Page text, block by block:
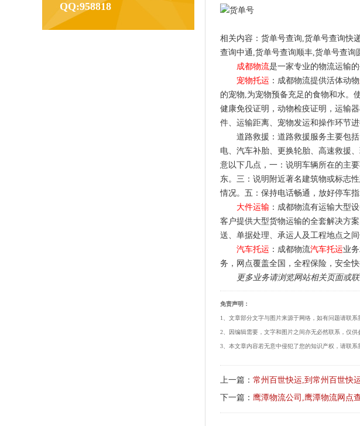
QQ:958818
相关内容：货单号查询,货单号查询快
查询中通,货单号查询顺丰,货单号查询
成都物流是一家专业的物流运输的
宠物托运 ：成都物流提供活体动物
的宠物,为宠物预备充足的食物和水。
健康免役证明，动物检疫证明，运输
件、运输距离、宠物发运和操作环节进
道路救援：道路救援服务主要包括
电、汽车补胎、更换轮胎、高速救援
意以下几点，一：说明车辆所在的主
东。三：说明附近著名建筑物或标志
情况。五：保持电话畅通，放好停车指
大件运输 ：成都物流有运输大型
客户提供大型货物运输的全套解决方
送、单据处理、承运人及工程地点之
汽车托运 ：成都物流汽车托运业
务，网点覆盖全国，全程保险，安全
更多业务请浏览网站相关页面或
免责声明：
1、文章部分文字与图片来源于网络，如有问题请联系
2、因编辑需要，文字和图片之间亦无必然联系，仅
3、本文章内容若无意中侵犯了您的知识产权，请联系
上一篇： 常州百世快运,到常州百世快
下一篇： 鹰潭物流公司,鹰潭物流网点